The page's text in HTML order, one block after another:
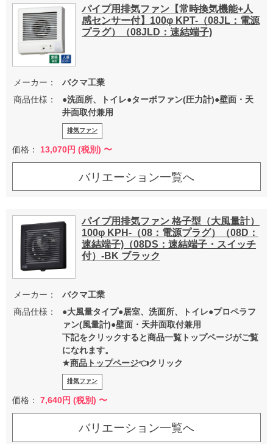
パイプ用排気ファン【常時換気機能+人
感センサー付】100φ KPT-（08JL：電源
プラグ）（08JLD：速結端子)
メーカー：
バクマ工業
商品仕様：
●洗面所、トイレ●ターボファン(圧力計)●壁面・天
井面取付兼用
排気ファン
価格： 13,070円 (税別) 〜
バリエーション一覧へ
パイプ用排気ファン 格子型（大風量計）
100φ KPH-（08：電源プラグ）（08D：
速結端子)（08DS：速結端子・スイッチ
付）-BK ブラック
メーカー：
バクマ工業
商品仕様：
●大風量タイプ●居室、洗面所、トイレ●プロペラフ
ァン(風量計)●壁面・天井面取付兼用
下記をクリックすると商品一覧トップページがご覧
になれます。
★商品トップページ👈クリック
排気ファン
価格： 7,640円 (税別) 〜
バリエーション一覧へ